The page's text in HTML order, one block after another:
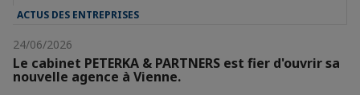
ACTUS DES ENTREPRISES
24/06/2026
Le cabinet PETERKA & PARTNERS est fier d'ouvrir sa
nouvelle agence à Vienne.